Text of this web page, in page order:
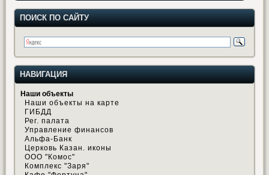
ПОИСК ПО САЙТУ
НАВИГАЦИЯ
Наши объекты
Наши объекты на карте
ГИБДД
Рег. палата
Управление финансов
Альфа-Банк
Церковь Казан. иконы
ООО "Комос"
Комплекс "Заря"